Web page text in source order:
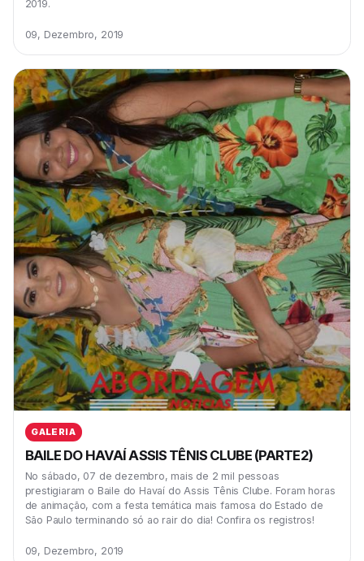
2019.
09, Dezembro, 2019
GALERIA
BAILE DO HAVAÍ ASSIS TÊNIS CLUBE (PARTE2)
No sábado, 07 de dezembro, mais de 2 mil pessoas
prestigiaram o Baile do Havaí do Assis Tênis Clube. Foram horas
de animação, com a festa temática mais famosa do Estado de
São Paulo terminando só ao rair do dia! Confira os registros!
09, Dezembro, 2019